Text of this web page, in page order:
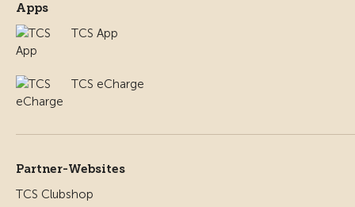
Apps
TCS App
TCS eCharge
Partner-Websites
TCS Clubshop